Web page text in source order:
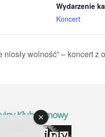
Wydarzenie
Koncert
niosły wolność” – koncert
Klub Filmowy